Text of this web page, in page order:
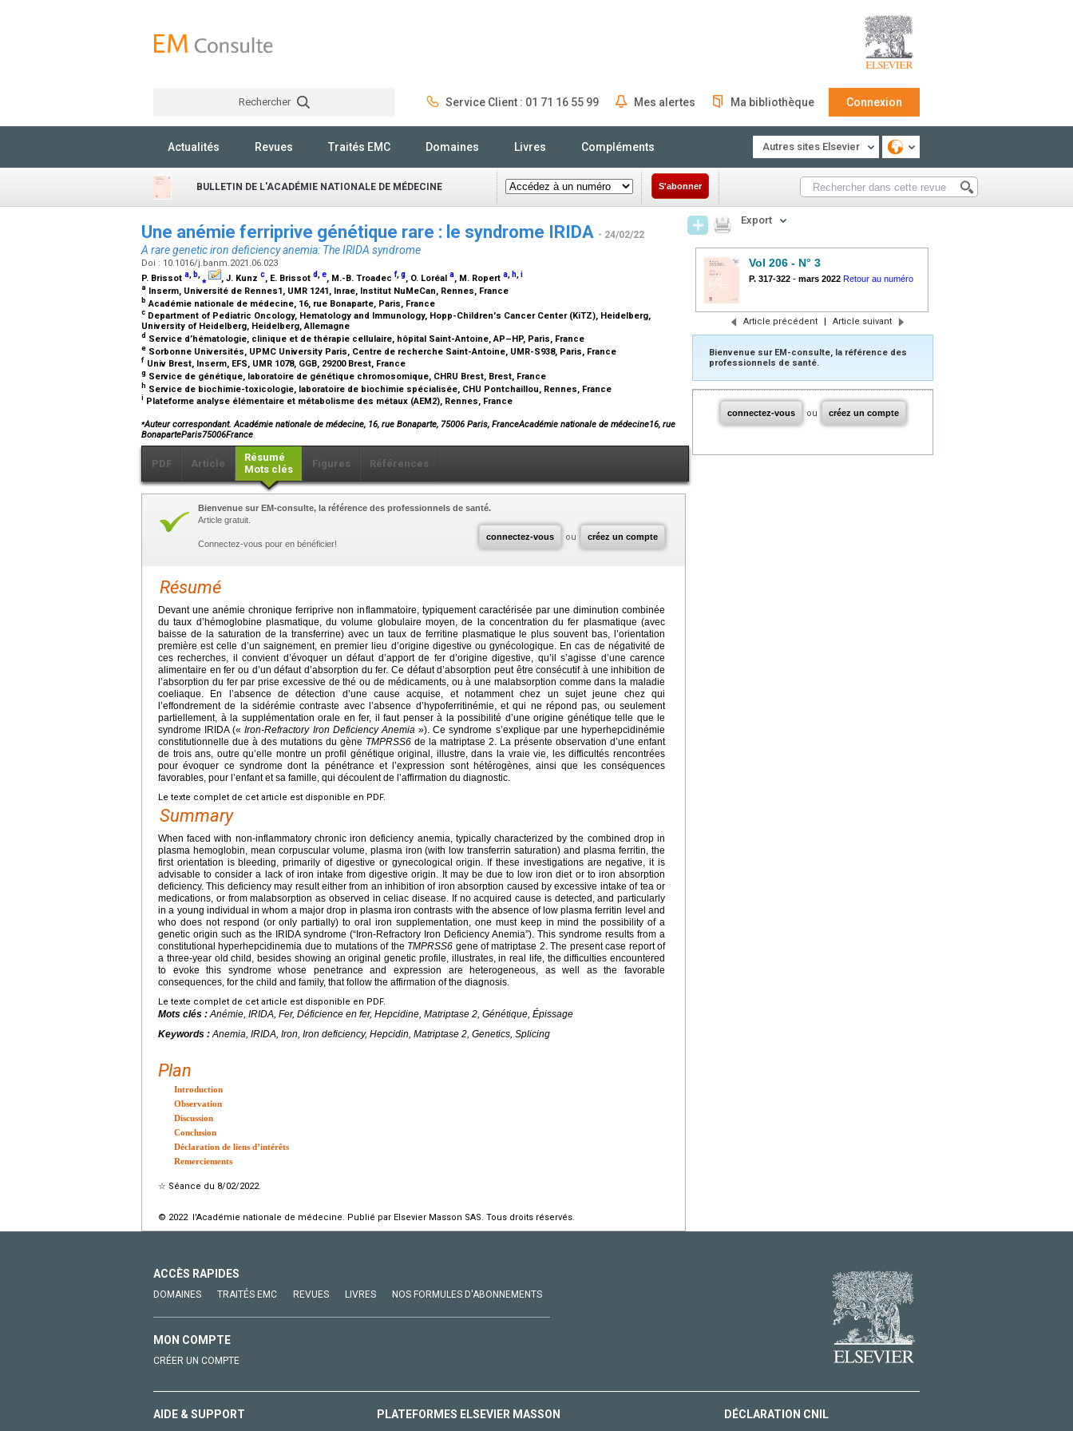
Rechercher Service Client : 01 71 16 55 99 Mes alertes Ma bibliothèque Connexion
Actualités Revues Traités EMC Domaines Livres Compléments Autres sites Elsevier
BULLETIN DE L'ACADÉMIE NATIONALE DE MÉDECINE S'abonner
Une anémie ferriprive génétique rare : le syndrome IRIDA - 24/02/22
A rare genetic iron deficiency anemia: The IRIDA syndrome
Doi : 10.1016/j.banm.2021.06.023
P. Brissot a, b,⁎ , J. Kunz c, E. Brissot d,e, M.-B. Troadec f,g, O. Loréal a, M. Ropert a, h,i
a Inserm, Université de Rennes1, UMR 1241, Inrae, Institut NuMeCan, Rennes, France
b Académie nationale de médecine, 16, rue Bonaparte, Paris, France
c Department of Pediatric Oncology, Hematology and Immunology, Hopp-Children's Cancer Center (KiTZ), Heidelberg,
University of Heidelberg, Heidelberg, Allemagne
d Service d’hématologie, clinique et de thérapie cellulaire, hôpital Saint-Antoine, AP–HP, Paris, France
e Sorbonne Universités, UPMC University Paris, Centre de recherche Saint-Antoine, UMR-S938, Paris, France
f Univ Brest, Inserm, EFS, UMR 1078, GGB, 29200 Brest, France
g Service de génétique, laboratoire de génétique chromosomique, CHRU Brest, Brest, France
h Service de biochimie-toxicologie, laboratoire de biochimie spécialisée, CHU Pontchaillou, Rennes, France
i Plateforme analyse élémentaire et métabolisme des métaux (AEM2), Rennes, France
⁎Auteur correspondant. Académie nationale de médecine, 16, rue Bonaparte, 75006 Paris, FranceAcadémie nationale de médecine16, rue
BonaparteParis75006France
PDF Article
Résumé
Mots clés
Figures Références
connectez-vous ou créez un compte
Bienvenue sur EM-consulte, la référence des professionnels de santé.
Article gratuit.
Connectez-vous pour en bénéficier!
Résumé
Devant une anémie chronique ferriprive non inflammatoire, typiquement caractérisée par une diminution combinée
du taux d’hémoglobine plasmatique, du volume globulaire moyen, de la concentration du fer plasmatique (avec
baisse de la saturation de la transferrine) avec un taux de ferritine plasmatique le plus souvent bas, l’orientation
première est celle d’un saignement, en premier lieu d’origine digestive ou gynécologique. En cas de négativité de
ces recherches, il convient d’évoquer un défaut d’apport de fer d’origine digestive, qu’il s’agisse d’une carence
alimentaire en fer ou d’un défaut d’absorption du fer. Ce défaut d’absorption peut être consécutif à une inhibition de
l’absorption du fer par prise excessive de thé ou de médicaments, ou à une malabsorption comme dans la maladie
coeliaque. En l’absence de détection d’une cause acquise, et notamment chez un sujet jeune chez qui
l’effondrement de la sidérémie contraste avec l’absence d’hypoferritinémie, et qui ne répond pas, ou seulement
partiellement, à la supplémentation orale en fer, il faut penser à la possibilité d’une origine génétique telle que le
syndrome IRIDA («Iron-Refractory Iron Deficiency Anemia »). Ce syndrome s’explique par une hyperhepcidinémie
constitutionnelle due à des mutations du gène TMPRSS6 de la matriptase 2. La présente observation d’une enfant
de trois ans, outre qu’elle montre un profil génétique original, illustre, dans la vraie vie, les difficultés rencontrées
pour évoquer ce syndrome dont la pénétrance et l’expression sont hétérogènes, ainsi que les conséquences
favorables, pour l’enfant et sa famille, qui découlent de l’affirmation du diagnostic.
Le texte complet de cet article est disponible en PDF.
Summary
When faced with non-inflammatory chronic iron deficiency anemia, typically characterized by the combined drop in
plasma hemoglobin, mean corpuscular volume, plasma iron (with low transferrin saturation) and plasma ferritin, the
first orientation is bleeding, primarily of digestive or gynecological origin. If these investigations are negative, it is
advisable to consider a lack of iron intake from digestive origin. It may be due to low iron diet or to iron absorption
deficiency. This deficiency may result either from an inhibition of iron absorption caused by excessive intake of tea or
medications, or from malabsorption as observed in celiac disease. If no acquired cause is detected, and particularly
in a young individual in whom a major drop in plasma iron contrasts with the absence of low plasma ferritin level and
who does not respond (or only partially) to oral iron supplementation, one must keep in mind the possibility of a
genetic origin such as the IRIDA syndrome (“Iron-Refractory Iron Deficiency Anemia”). This syndrome results from a
constitutional hyperhepcidinemia due to mutations of the TMPRSS6 gene of matriptase 2. The present case report of
a three-year old child, besides showing an original genetic profile, illustrates, in real life, the difficulties encountered
to evoke this syndrome whose penetrance and expression are heterogeneous, as well as the favorable
consequences, for the child and family, that follow the affirmation of the diagnosis.
Le texte complet de cet article est disponible en PDF.
Mots clés : Anémie, IRIDA, Fer, Déficience en fer, Hepcidine, Matriptase 2, Génétique, Épissage
Keywords : Anemia, IRIDA, Iron, Iron deficiency, Hepcidin, Matriptase 2, Genetics, Splicing
Plan
Introduction
Observation
Discussion
Conclusion
Déclaration de liens d’intérêts
Remerciements
☆ Séance du 8/02/2022.
© 2022 l'Académie nationale de médecine. Publié par Elsevier Masson SAS. Tous droits réservés.
Export
Vol 206 - N° 3
P. 317-322 - mars 2022 Retour au numéro
Article précédent | Article suivant
Bienvenue sur EM-consulte, la référence des
professionnels de santé.
connectez-vous ou créez un compte
ACCÈS RAPIDES
DOMAINES TRAITÉS EMC REVUES LIVRES NOS FORMULES D'ABONNEMENTS
MON COMPTE
CRÉER UN COMPTE
AIDE & SUPPORT PLATEFORMES ELSEVIER MASSON
DÉCLARATION CNIL